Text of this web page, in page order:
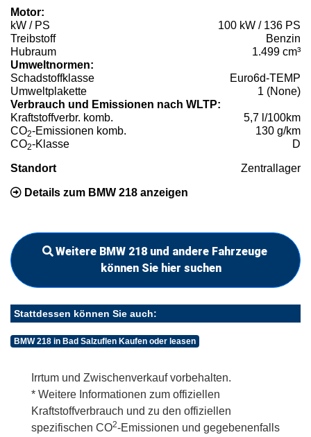
Motor:
kW / PS
100 kW / 136 PS
Treibstoff
Benzin
Hubraum
1.499 cm³
Umweltnormen:
Schadstoffklasse
Euro6d-TEMP
Umweltplakette
1 (None)
Verbrauch und Emissionen nach WLTP:
Kraftstoffverbr. komb.
5,7 l/100km
CO2-Emissionen komb.
130 g/km
CO2-Klasse D
Standort Zentrallager
Details zum BMW 218 anzeigen
Weitere BMW 218 und andere Fahrzeuge
können Sie hier suchen
Stattdessen können Sie auch:
BMW 218 in Bad Salzuflen Kaufen oder leasen
Irrtum und Zwischenverkauf vorbehalten.
* Weitere Informationen zum offiziellen
Kraftstoffverbrauch und zu den offiziellen
spezifischen CO2-Emissionen und gegebenenfalls